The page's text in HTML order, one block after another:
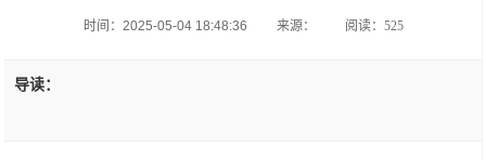
时间：2025-05-04 18:48:36 来源： 阅读：525
导读：